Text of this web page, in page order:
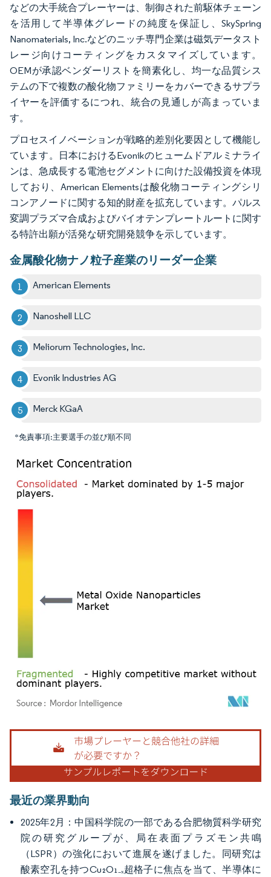
などの大手統合プレーヤーは、制御された前駆体チェーン
を活用して半導体グレードの純度を保証し、SkySpring
Nanomaterials, Inc.などのニッチ専門企業は磁気データスト
レージ向けコーティングをカスタマイズしています。
OEMが承認ベンダーリストを簡素化し、均一な品質シス
テムの下で複数の酸化物ファミリーをカバーできるサプラ
イヤーを評価するにつれ、統合の見通しが高まっていま
す。
プロセスイノベーションが戦略的差別化要因として機能し
ています。日本におけるEvonikのヒュームドアルミナライ
ンは、急成長する電池セグメントに向けた設備投資を体現
しており、American Elementsは酸化物コーティングシリ
コンアノードに関する知的財産を拡充しています。パルス
変調プラズマ合成およびバイオテンプレートルートに関す
る特許出願が活発な研究開発競争を示しています。
金属酸化物ナノ粒子産業のリーダー企業
American Elements
Nanoshell LLC
Meliorum Technologies, Inc.
Evonik Industries AG
Merck KGaA
*免責事項:主要選手の並び順不同
画像 © Mordor Intelligence。再利用にはCC BY 4.0の表示が必要です。
最近の業界動向
2025年2月：中国科学院の一部である合肥物質科学研究
院の研究グループが、局在表面プラズモン共鳴
（LSPR）の強化において進展を遂げました。同研究は
酸素空孔を持つCu₂O₁₋ₓ超格子に焦点を当て、半導体に